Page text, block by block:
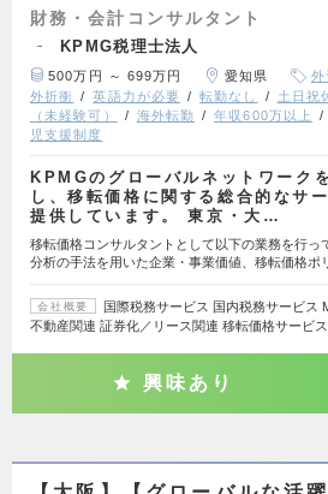
財務・会計コンサルタント
KPMG税理士法人
500万円 ～ 699万円 愛知県 外
外折衝
英語力が必要 転勤なし 土日祝
（未経験可）
海外転勤 年収600万以上
児支援制度
KPMGのグローバルネットワーク
し、移転価格に関する総合的なサ
提供しています。 東京・大…
移転価格コンサルタントとして以下の業務を行っ
分析の手法を用いた企業・事業価値、移転価格ポ
会社概要
国際税務サービス 国内税務サービス
不動産関連 証券化／リース関連 移転価格サービ
興味あり